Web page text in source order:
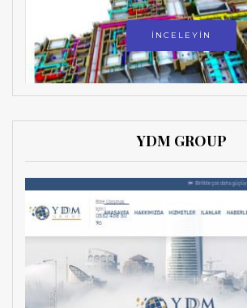
İNCELEYİN
YDM GROUP